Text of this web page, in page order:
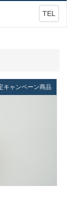
TEL
キャンペーン商品